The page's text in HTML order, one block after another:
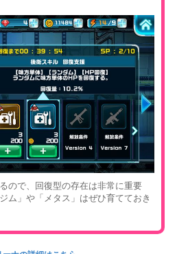
ので、回復型の存在は非常に重要
ム」や「メタス」はぜひ育てておき